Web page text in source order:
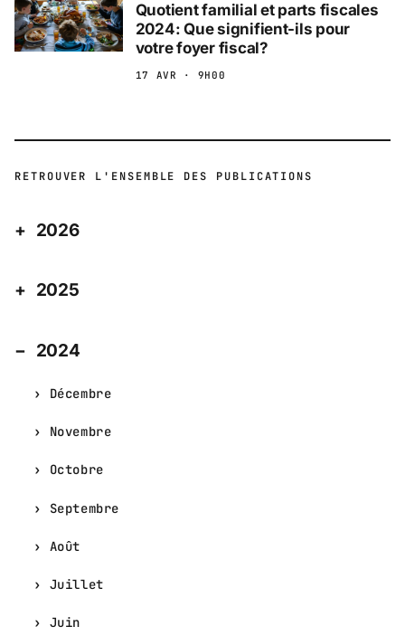
Quotient familial et parts fiscales
2024: Que signifient-ils pour
votre foyer fiscal?
17 AVR · 9H00
RETROUVER L'ENSEMBLE DES PUBLICATIONS
2026
2025
2024
Décembre
Novembre
Octobre
Septembre
Août
Juillet
Juin